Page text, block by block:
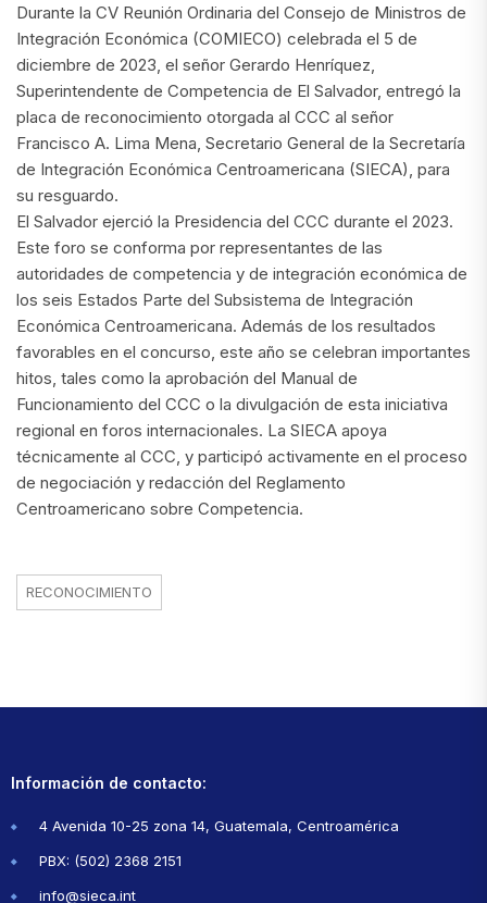
Durante la CV Reunión Ordinaria del Consejo de Ministros de
Integración Económica (COMIECO) celebrada el 5 de
diciembre de 2023, el señor Gerardo Henríquez,
Superintendente de Competencia de El Salvador, entregó la
placa de reconocimiento otorgada al CCC al señor
Francisco A. Lima Mena, Secretario General de la Secretaría
de Integración Económica Centroamericana (SIECA), para
su resguardo.
El Salvador ejerció la Presidencia del CCC durante el 2023.
Este foro se conforma por representantes de las
autoridades de competencia y de integración económica de
los seis Estados Parte del Subsistema de Integración
Económica Centroamericana. Además de los resultados
favorables en el concurso, este año se celebran importantes
hitos, tales como la aprobación del Manual de
Funcionamiento del CCC o la divulgación de esta iniciativa
regional en foros internacionales. La SIECA apoya
técnicamente al CCC, y participó activamente en el proceso
de negociación y redacción del Reglamento
Centroamericano sobre Competencia.
RECONOCIMIENTO
Información de contacto:
4 Avenida 10-25 zona 14, Guatemala, Centroamérica
PBX: (502) 2368 2151
info@sieca.int